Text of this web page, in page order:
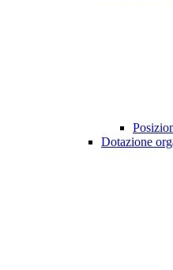
Dotazione